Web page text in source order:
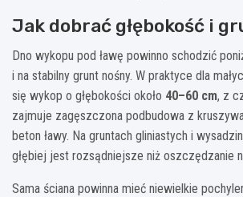
Jak dobrać głębokość i
Dno wykopu pod ławę powinno schodzić
i na stabilny grunt nośny. W praktyce dla
się wykop o głębokości około 40–60 cm, z
zajmuje zagęszczona podbudowa z kruszywa
beton ławy. Na gruntach gliniastych i
głębiej jest rozsądniejsze niż oszczędzanie
Sama ściana powinna mieć niewielkie